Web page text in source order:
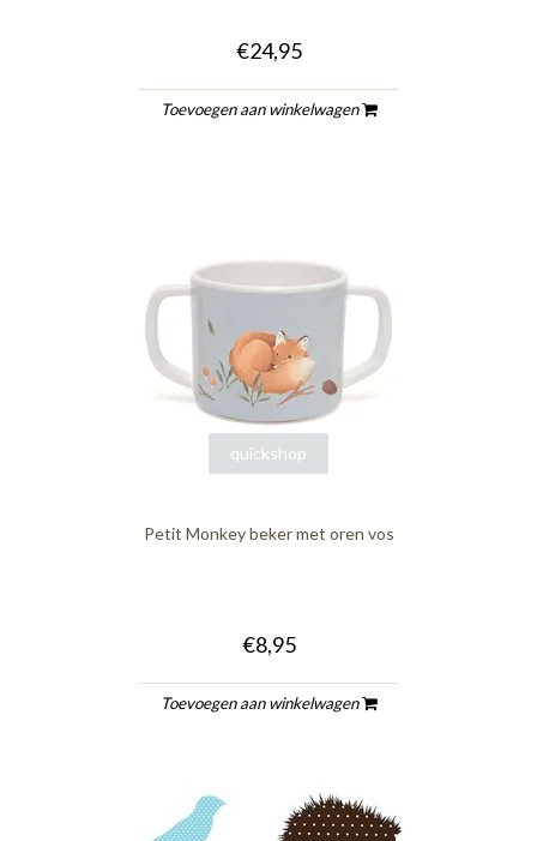
€24,95
Toevoegen aan winkelwagen
quickshop
Petit Monkey beker met oren vos
€8,95
Toevoegen aan winkelwagen